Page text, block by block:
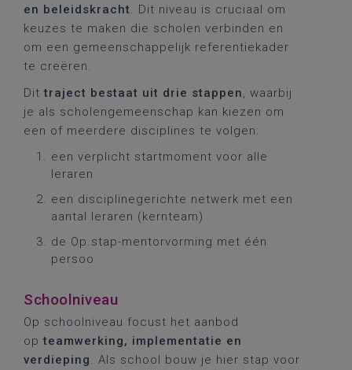
en beleidskracht. Dit niveau is cruciaal om
keuzes te maken die scholen verbinden en
om een gemeenschappelijk referentiekader
te creëren.
Dit traject bestaat uit drie stappen, waarbij
je als scholengemeenschap kan kiezen om
een of meerdere disciplines te volgen:
een verplicht startmoment voor alle
leraren
een disciplinegerichte netwerk met een
aantal leraren (kernteam)
de Op.stap-mentorvorming met één
persoo
Schoolniveau
Op schoolniveau focust het aanbod
opteamwerking, implementatie en
verdieping. Als school bouw je hier stap voor